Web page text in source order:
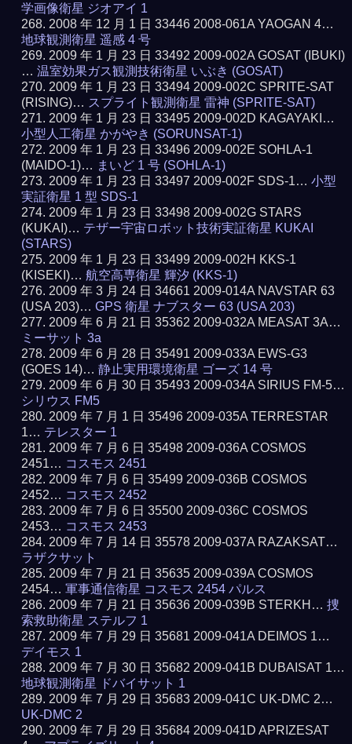
学画像衛星 ジオアイ 1
2008 年 12 月 1 日 33446 2008-061A YAOGAN 4…
地球観測衛星 遥感 4 号
2009 年 1 月 23 日 33492 2009-002A GOSAT (IBUKI)
…温室効果ガス観測技術衛星 いぶき (GOSAT)
2009 年 1 月 23 日 33494 2009-002C SPRITE-SAT
(RISING)… スプライト観測衛星 雷神 (SPRITE-SAT)
2009 年 1 月 23 日 33495 2009-002D KAGAYAKI…
小型人工衛星 かがやき (SORUNSAT-1)
2009 年 1 月 23 日 33496 2009-002E SOHLA-1
(MAIDO-1)… まいど 1 号 (SOHLA-1)
2009 年 1 月 23 日 33497 2009-002F SDS-1…小型
実証衛星 1 型 SDS-1
2009 年 1 月 23 日 33498 2009-002G STARS
(KUKAI)… テザー宇宙ロボット技術実証衛星 KUKAI
(STARS)
2009 年 1 月 23 日 33499 2009-002H KKS-1
(KISEKI)…航空高専衛星 輝汐 (KKS-1)
2009 年 3 月 24 日 34661 2009-014A NAVSTAR 63
(USA 203)…GPS 衛星 ナブスター 63 (USA 203)
2009 年 6 月 21 日 35362 2009-032A MEASAT 3A…
ミーサット 3a
2009 年 6 月 28 日 35491 2009-033A EWS-G3
(GOES 14)…静止実用環境衛星 ゴーズ 14 号
2009 年 6 月 30 日 35493 2009-034A SIRIUS FM-5…
シリウス FM5
2009 年 7 月 1 日 35496 2009-035A TERRESTAR
1… テレスター 1
2009 年 7 月 6 日 35498 2009-036A COSMOS
2451… コスモス 2451
2009 年 7 月 6 日 35499 2009-036B COSMOS
2452… コスモス 2452
2009 年 7 月 6 日 35500 2009-036C COSMOS
2453… コスモス 2453
2009 年 7 月 14 日 35578 2009-037A RAZAKSAT…
ラザクサット
2009 年 7 月 21 日 35635 2009-039A COSMOS
2454…軍事通信衛星 コスモス 2454 パルス
2009 年 7 月 21 日 35636 2009-039B STERKH…捜
索救助衛星 ステルフ 1
2009 年 7 月 29 日 35681 2009-041A DEIMOS 1…
デイモス 1
2009 年 7 月 30 日 35682 2009-041B DUBAISAT 1…
地球観測衛星 ドバイサット 1
2009 年 7 月 29 日 35683 2009-041C UK-DMC 2…
UK-DMC 2
2009 年 7 月 29 日 35684 2009-041D APRIZESAT